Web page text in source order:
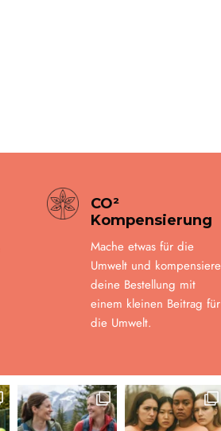
CO²
Kompensierung
Mache etwas für die
Umwelt und kompensiere
deine Bestellung mit
einem kleinen Beitrag für
die Umwelt.